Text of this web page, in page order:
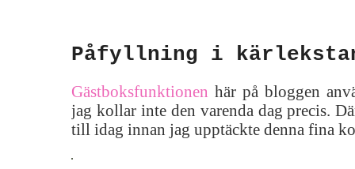
Påfyllning i
Gästboksfunktionen här på bloggen
jag kollar inte den varenda dag precis.
till idag innan jag upptäckte denna fina